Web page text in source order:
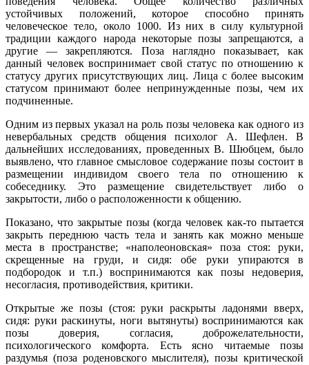
устойчивых положений, которое способно принять
человеческое тело, около 1000. Из них в силу культурной
традиции каждого народа некоторые позы запрещаются, а
другие — закрепляются. Поза наглядно показывает, как
данный человек воспринимает свой статус по отношению к
статусу других присутствующих лиц. Лица с более высоким
статусом принимают более непринужденные позы, чем их
подчиненные.
Одним из первых указал на роль позы человека как одного из
невербальных средств общения психолог А. Шефлен. В
дальнейших исследованиях, проведенных В. Шюбцем, было
выявлено, что главное смысловое содержание позы состоит в
размещении индивидом своего тела по отношению к
собеседнику. Это размещение свидетельствует либо о
закрытости, либо о расположенности к общению.
Показано, что закрытые позы (когда человек как-то пытается
закрыть переднюю часть тела и занять как можно меньше
места в пространстве; «наполеоновская» поза стоя: руки,
скрещенные на груди, и сидя: обе руки упираются в
подбородок и т.п.) воспринимаются как позы недоверия,
несогласия, противодействия, критики.
Открытые же позы (стоя: руки раскрыты ладонями вверх,
сидя: руки раскинуты, ноги вытянуты) воспринимаются как
позы доверия, согласия, доброжелательности,
психологического комфорта. Есть ясно читаемые позы
раздумья (поза роденовского мыслителя), позы критической